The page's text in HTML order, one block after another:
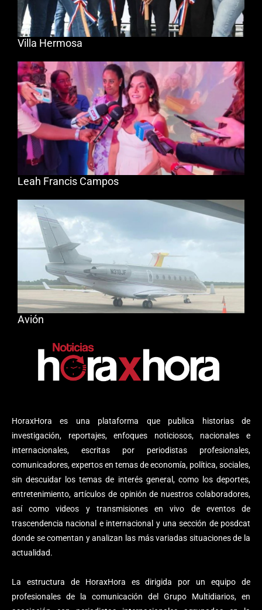
HoraxHora es una plataforma que publica historias de
investigación, reportajes, enfoques noticiosos, nacionales e
internacionales, escritas por periodistas profesionales,
comunicadores, expertos en temas de economía, política, sociales,
sin descuidar los temas de interés general, como los deportes,
entretenimiento, artículos de opinión de nuestros colaboradores,
así como videos y transmisiones en vivo de eventos de
trascendencia nacional e internacional y una sección de posdcat
donde se comentan y analizan las más variadas situaciones de la
actualidad.
La estructura de HoraxHora es dirigida por un equipo de
profesionales de la comunicación del Grupo Multidiarios, en
Villa Hermosa
Leah Francis Campos
Avión